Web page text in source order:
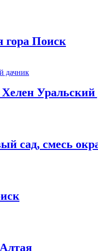
гора Поиск
Уральский
сад, смесь